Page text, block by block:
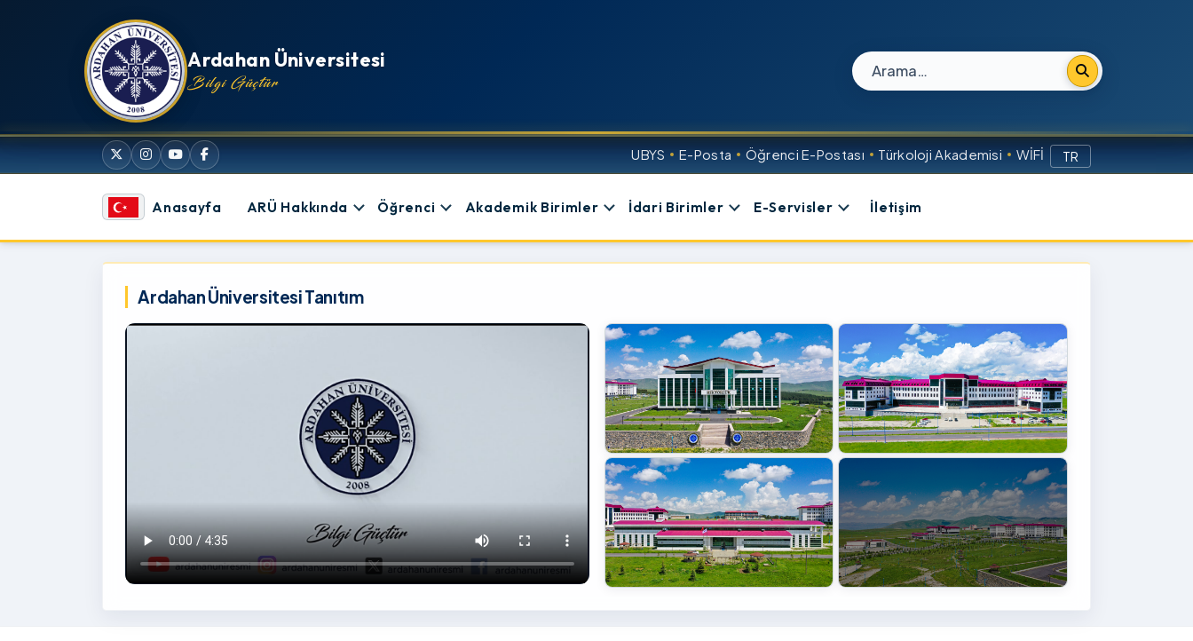
Ardahan Üniversitesi
Bilgi Güçtür Site içi arama
UBYS E-Posta Öğrenci E-Postası Türkoloji Akademisi WİFİ TR
Anasayfa ARÜ Hakkında Öğrenci Akademik Birimler İdari Birimler E-Servisler İletişim
Ardahan Üniversitesi
Ardahan Üniversitesi Tanıtım
İzlemek